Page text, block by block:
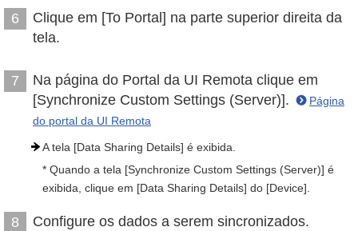
6
Clique em [To Portal] na parte superior direita da
tela.
7
Na página do Portal da UI Remota clique em
[Synchronize Custom Settings (Server)].
Página
do portal da UI Remota
A tela [Data Sharing Details] é exibida.
* Quando a tela [Synchronize Custom Settings (Server)] é
exibida, clique em [Data Sharing Details] do [Device].
8 Configure os dados a serem sincronizados.